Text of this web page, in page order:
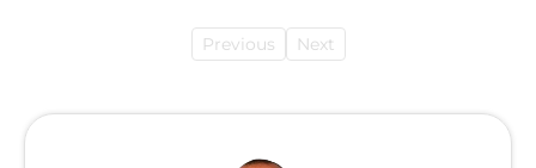
Previous Next